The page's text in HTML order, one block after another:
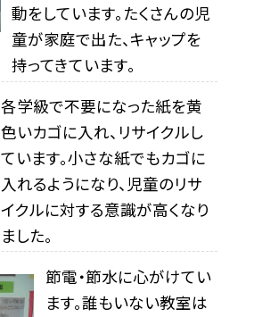
動をしています。たくさんの児
童が家庭で出た、キャップを
持ってきています。
各学級で不要になった紙を黄
色いカゴに入れ、リサイクルし
ています。小さな紙でもカゴに
入れるようになり、児童のリサ
イクルに対する意識が高くなり
ました。
節電・節水に心がけてい
ます。誰もいない教室は